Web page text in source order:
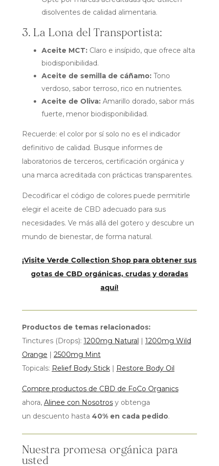
disolventes de calidad alimentaria.
3. La Lona del Transportista:
Aceite MCT:Claro e insípido, que ofrece alta
biodisponibilidad.
Aceite de semilla de cáñamo:Tono
verdoso, sabor terroso, rico en nutrientes.
Aceite de Oliva:Amarillo dorado, sabor más
fuerte, menor biodisponibilidad.
Recuerde: el color por sí solo no es el indicador
definitivo de calidad. Busque informes de
laboratorios de terceros, certificación orgánica y
una marca acreditada con prácticas transparentes.
Decodificar el código de colores puede permitirle
elegir el aceite de CBD adecuado para sus
necesidades. Ve más allá del gotero y descubre un
mundo de bienestar, de forma natural.
¡Visite Verde Collection Shop para obtener sus
gotas de CBD orgánicas, crudas y doradas
aquí!
Productos de temas relacionados:
Tinctures (Drops): 1200mg Natural | 1200mg Wild
Orange | 2500mg Mint
Topicals: Relief Body Stick| Restore Body Oil
Compre productos de CBD de FoCo Organics
ahora, Alinee con Nosotrosy obtenga
un descuento hasta 40% en cada pedido.
Nuestra promesa orgánica para
usted